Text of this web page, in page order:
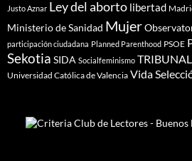
Justo Aznar Ley del aborto libertad
Ministerio de Sanidad Mujer
participación ciudadana Planned Parenthood PSOE
Sekotia SIDA Socialfeminismo
Universidad Católica de Valencia Vida